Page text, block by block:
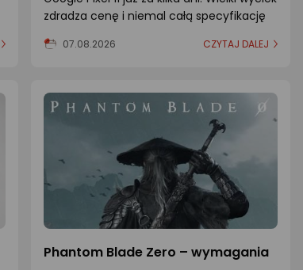
zdradza cenę i niemal całą specyfikację
07.08.2026 CZYTAJ DALEJ
Phantom Blade Zero – wymagania